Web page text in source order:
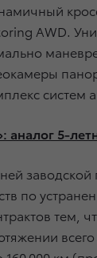
AWD.
систем
5-
заводской
по
тем,